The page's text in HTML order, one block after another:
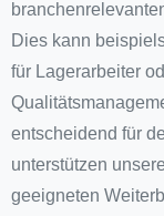
Dies kann
für Lagerarbeiter
entscheidend für
unterstützen
geeigneten